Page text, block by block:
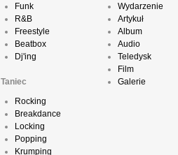
Funk
R&B
Freestyle
Beatbox
Dj'ing
Taniec
Rocking
Breakdance
Locking
Popping
Krumping
Wydarzenie
Artykuł
Album
Audio
Teledysk
Film
Galerie